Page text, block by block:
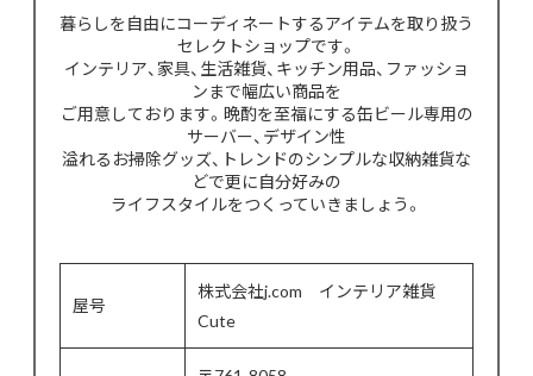
暮らしを自由にコーディネートするアイテムを取り扱う
セレクトショップです。
インテリア、家具、生活雑貨、キッチン用品、ファッショ
ンまで幅広い商品を
ご用意しております。晩酌を至福にする缶ビール専用の
サーバー、デザイン性
溢れるお掃除グッズ、トレンドのシンプルな収納雑貨な
どで更に自分好みの
ライフスタイルをつくっていきましょう。
屋号
株式会社j.com インテリア雑貨
Cute